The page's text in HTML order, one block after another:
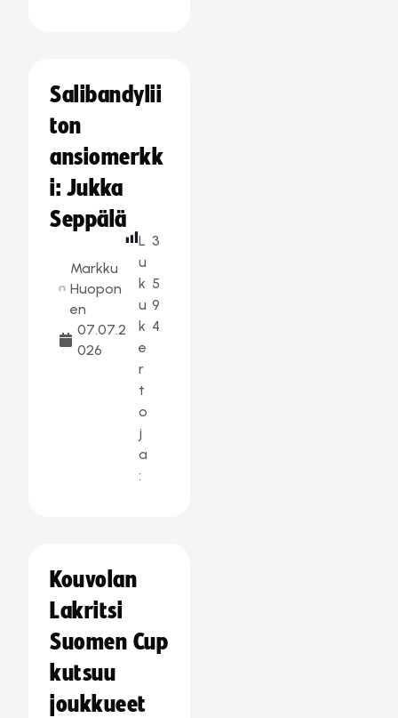
Salibandylii
ton
ansiomerkk
i: Jukka
Seppälä
Markku
Huopon
en
07.07.2
026
L
u
k
u
k
e
r
t
o
j
a
:
3
5
9
4
Kouvolan
Lakritsi
Suomen Cup
kutsuu
joukkueet